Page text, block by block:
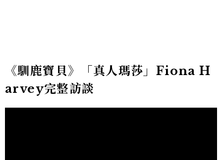
《馴鹿寶貝》「真人瑪莎」Fiona H
arvey完整訪談